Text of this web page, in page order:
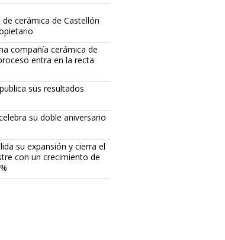
cerámica de Castellón
compañía cerámica de
entra en la recta
sus resultados
su doble aniversario
su expansión y cierra el
con un crecimiento de